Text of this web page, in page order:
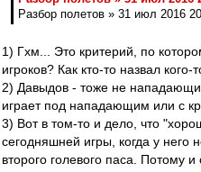
Разбор полетов » 31 июл 2016
1) Гхм... Это критерий, по
игроков? Как кто-то назвал кого-
2) Давыдов - тоже не
играет под нападающим или с
3) Вот в том-то и дело, что
сегодняшней игры, когда у него
второго голевого паса. Потому и